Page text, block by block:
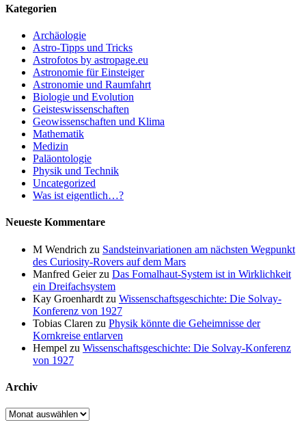
Kategorien
Archäologie
Astro-Tipps und Tricks
Astrofotos by astropage.eu
Astronomie für Einsteiger
Astronomie und Raumfahrt
Biologie und Evolution
Geisteswissenschaften
Geowissenschaften und Klima
Mathematik
Medizin
Paläontologie
Physik und Technik
Uncategorized
Was ist eigentlich…?
Neueste Kommentare
M Wendrich zu Sandsteinvariationen am nächsten Wegpunkt
des Curiosity-Rovers auf dem Mars
Manfred Geierzu Das Fomalhaut-System ist in Wirklichkeit
ein Dreifachsystem
Kay Groenhardt zu Wissenschaftsgeschichte: Die Solvay-
Konferenz von 1927
Tobias Claren zu Physik könnte die Geheimnisse der
Kornkreise entlarven
Hempel zu Wissenschaftsgeschichte: Die Solvay-Konferenz
von 1927
Archiv
Archiv